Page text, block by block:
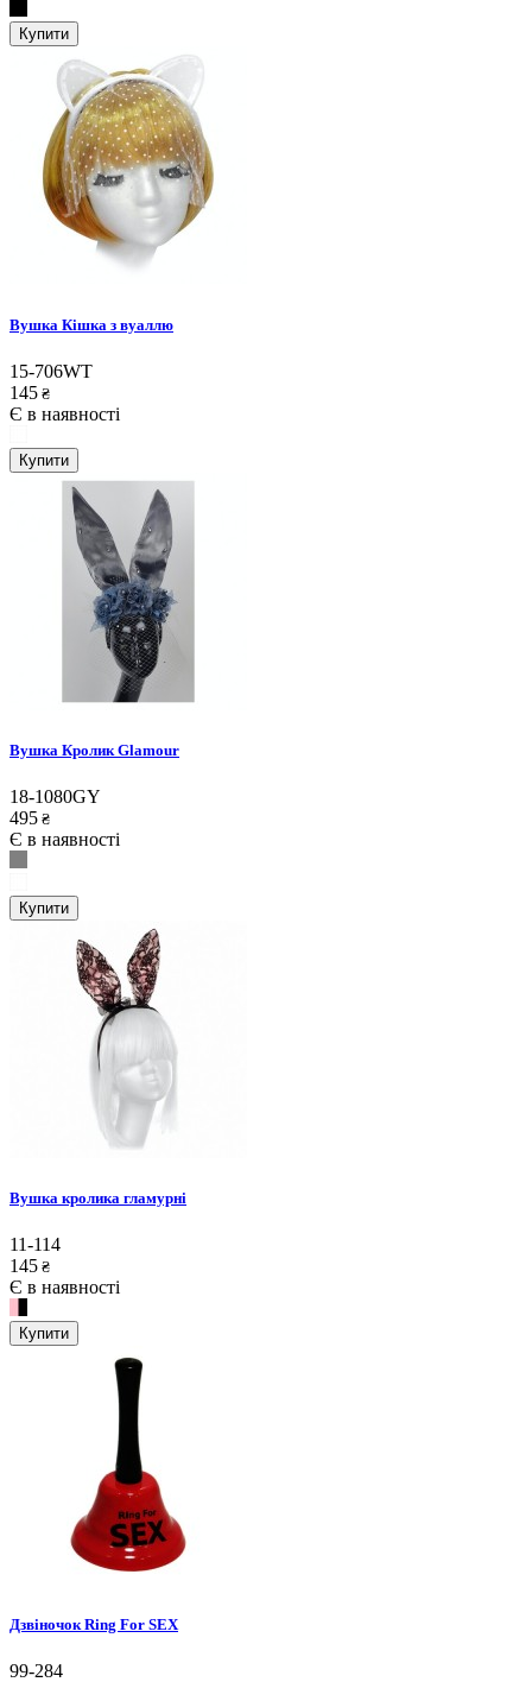
Купити
Вушка Кішка з вуаллю
15-706WT
145 ₴
Є в наявності
Купити
Вушка Кролик Glamour
18-1080GY
495 ₴
Є в наявності
Купити
Вушка кролика гламурні
11-114
145 ₴
Є в наявності
Купити
Дзвіночок Ring For SEX
99-284